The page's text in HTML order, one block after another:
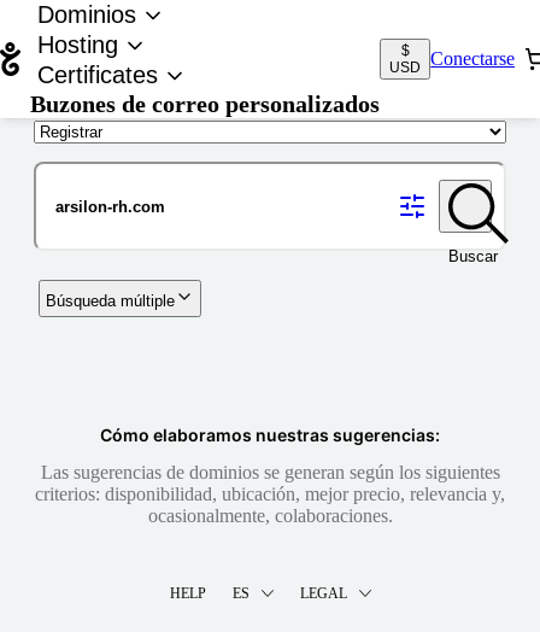
Dominios
Hosting
Certificates
Buzones de correo personalizados
$
USD
Conectarse
Buscar
Búsqueda múltiple
Cómo elaboramos nuestras sugerencias:
Las sugerencias de dominios se generan según los siguientes
criterios: disponibilidad, ubicación, mejor precio, relevancia y,
ocasionalmente, colaboraciones.
HELP ES LEGAL